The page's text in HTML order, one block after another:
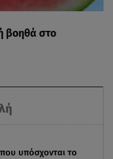
υπόσχονται το
βοηθά στο